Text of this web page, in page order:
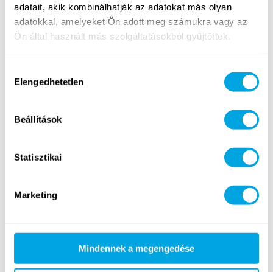
adatait, akik kombinálhatják az adatokat más olyan
adatokkal, amelyeket Ön adott meg számukra vagy az
Ön által használt más szolgáltatásokból gyűjtöttek.
kiválasztása
Elengedhetetlen
Beállítások
Statisztikai
Marketing
Mindennek a megengedése
Dráma Quad
Tenisz Outdoor workout
Játékok és szabadidős programok
tábor részletes programja